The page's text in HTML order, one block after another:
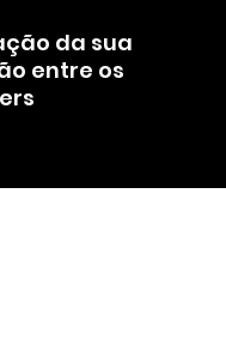
da sua
entre os